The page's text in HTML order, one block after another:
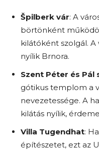
Špilberk vár: A
börtönként
kilátóként szolgál.
nyílik Brnora.
Szent Péter és Pál
gótikus templom a
nevezetessége. A
kilátás nyílik,
Villa Tugendhat:
építészetet, ezt az